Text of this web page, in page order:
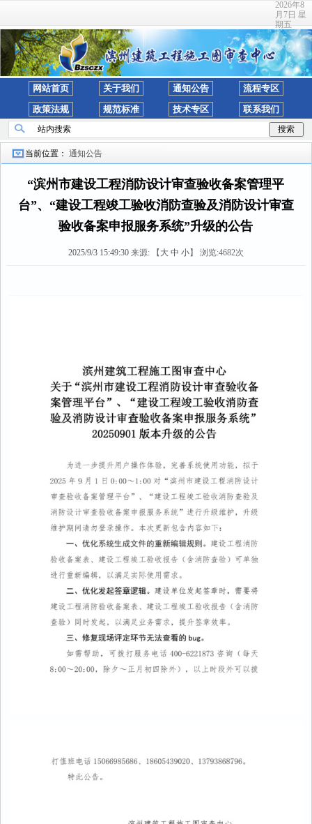
2026年8
月7日 星
期五
网站首页 关于我们 通知公告
流程专区
政策法规
规范标准 技术专区 联系我们
当前位置： 通知公告
“滨州市建设工程消防设计审查验收备案管理平
台”、“建设工程竣工验收消防查验及消防设计审查
验收备案申报服务系统”升级的公告
2025/9/3 15:49:30 来源: 【 大 中 小】 浏览:4682次